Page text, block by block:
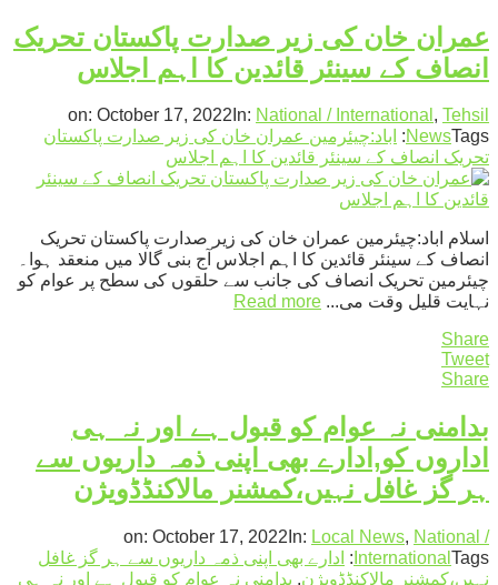
عمران خان کی زیر صدارت پاکستان تحریک
انصاف کے سینئر قائدین کا اہم اجلاس
on: October 17, 2022 In: National / International , Tehsil
NewsTags:
اباد:چیئرمین عمران خان کی زیر صدارت پاکستان
تحریک انصاف کے سینئر قائدین کا اہم اجلاس
اسلام اباد:چیئرمین عمران خان کی زیر صدارت پاکستان تحریک
انصاف کے سینئر قائدین کا اہم اجلاس آج بنی گالا میں منعقد ہوا۔
چیئرمین تحریک انصاف کی جانب سے حلقوں کی سطح پر عوام کو
نہایت قلیل وقت می... Read more
Share
Tweet
Share
بدامنی نہ عوام کو قبول ہے اور نہ ہی
اداروں کو,ادارے بھی اپنی ذمہ داریوں سے
ہر گز غافل نہیں،کمشنر مالاکنڈڈویژن
on: October 17, 2022 In: Local News, National /
International Tags:
ادارے بھی اپنی ذمہ داریوں سے ہر گز غافل
نہیں،کمشنر مالاکنڈڈویژن, بدامنی نہ عوام کو قبول ہے اور نہ ہی